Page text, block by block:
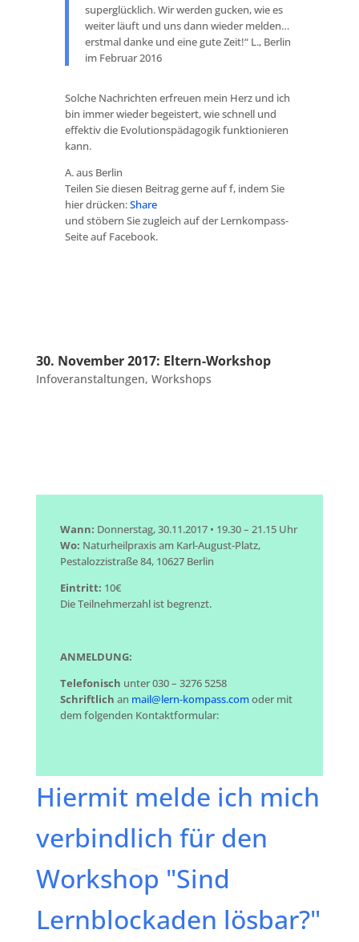
superglücklich. Wir werden gucken, wie es
weiter läuft und uns dann wieder melden…
erstmal danke und eine gute Zeit!“ L., Berlin
im Februar 2016
Solche Nachrichten erfreuen mein Herz und ich
bin immer wieder begeistert, wie schnell und
effektiv die Evolutionspädagogik funktionieren
kann.
A. aus Berlin
Teilen Sie diesen Beitrag gerne auf f, indem Sie
hier drücken:Share
und stöbern Sie zugleich auf der Lernkompass-
Seite auf Facebook.
30. November 2017: Eltern-Workshop
Infoveranstaltungen, Workshops
Wann: Donnerstag, 30.11.2017 • 19.30 – 21.15 Uhr
Wo: Naturheilpraxis am Karl-August-Platz,
Pestalozzistraße 84, 10627 Berlin
Eintritt: 10€
Die Teilnehmerzahl ist begrenzt.
ANMELDUNG:
Telefonisch unter 030 – 3276 5258
Schriftlich an mail@lern-kompass.comoder mit
dem folgenden Kontaktformular:
Hiermit melde ich mich
verbindlich für den
Workshop "Sind
Lernblockaden lösbar?"